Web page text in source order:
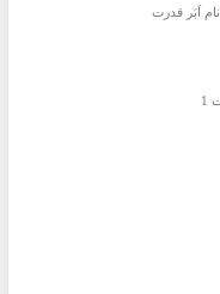
اَبَر قدرت